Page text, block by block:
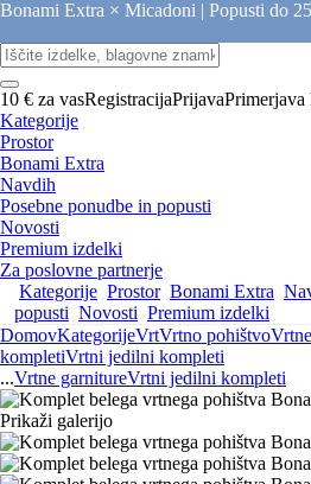
Bonami Extra × Micadoni | Popusti do
10 € za vasRegistracijaPrijavaPrimerjava
Kategorije
Prostor
Bonami Extra
Navdih
Posebne ponudbe in popusti
Novosti
Premium izdelki
Za poslovne partnerje
Kategorije Prostor Bonami Extra
popusti Novosti Premium izdelki
DomovKategorijeVrtVrtno pohištvo
kompletiVrtni jedilni kompleti
...Vrtne garnitureVrtni jedilni kompleti
Prikaži galerijo